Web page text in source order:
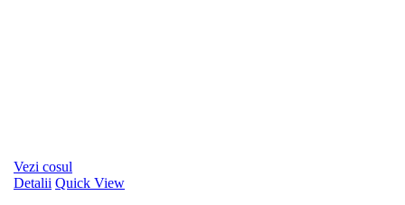
Vezi cosul
Detalii Quick View